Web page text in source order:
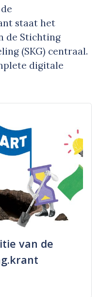
staat het
de Stichting
(SKG) centraal.
digitale
van de